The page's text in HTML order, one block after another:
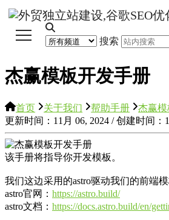
搜索
杰赢模板开发手册
首页 关于我们 帮助手册
杰赢
更新时间：11月 06, 2024 / 创建时间：
该手册将指导你开发模板。
我们这边采用的astro驱动我们的前端模
astro官网： https://astro.build/
astro文档： https://docs.astro.build/en/